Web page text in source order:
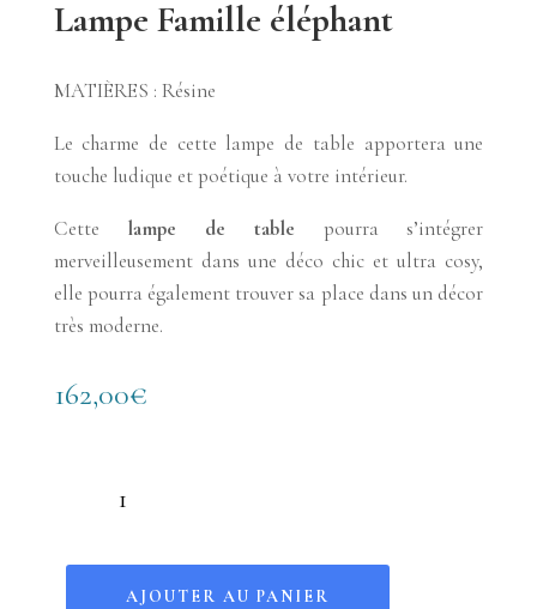
Lampe Famille éléphant
MATIÈRES : Résine
Le charme de cette lampe de table apportera une
touche ludique et poétique à votre intérieur.
Cette lampe de table pourra s’intégrer
merveilleusement dans une déco chic et ultra cosy,
elle pourra également trouver sa place dans un décor
très moderne.
162,00€
AJOUTER AU PANIER